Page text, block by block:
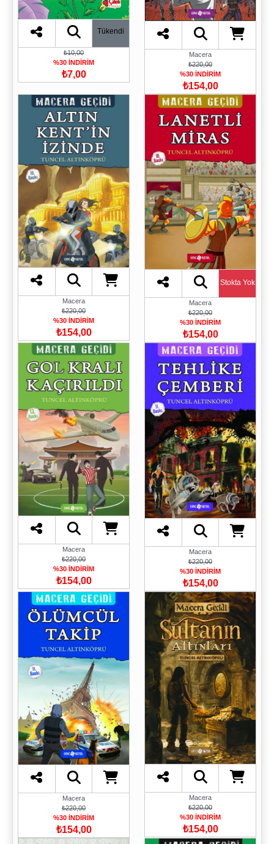
Tükendi
₺10,00
%30 İNDİRİM
₺7,00
Macera
₺220,00
%30 İNDİRİM
₺154,00
Macera
₺220,00
%30 İNDİRİM
₺154,00
Stokta Yok
Macera
₺220,00
%30 İNDİRİM
₺154,00
Macera
₺220,00
%30 İNDİRİM
₺154,00
Macera
₺220,00
%30 İNDİRİM
₺154,00
Macera
₺220,00
%30 İNDİRİM
₺154,00
Macera
₺220,00
%30 İNDİRİM
₺154,00